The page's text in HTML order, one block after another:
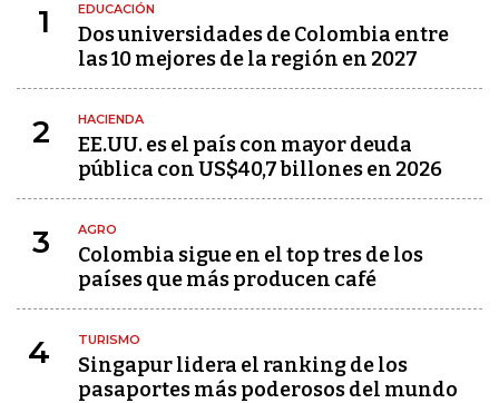
1 EDUCACIÓN
Dos universidades de Colombia entre
las 10 mejores de la región en 2027
2 HACIENDA
EE.UU. es el país con mayor deuda
pública con US$40,7 billones en 2026
3 AGRO
Colombia sigue en el top tres de los
países que más producen café
4 TURISMO
Singapur lidera el ranking de los
pasaportes más poderosos del mundo